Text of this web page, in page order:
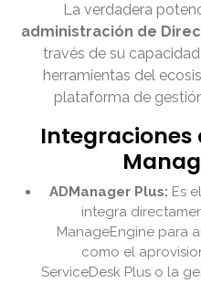
La verdadera
administración de
través de su
herramientas del
plataforma de
Integraciones
ADManager Plus: Es
integra
ManageEngine para
como el
ServiceDesk Plus o la